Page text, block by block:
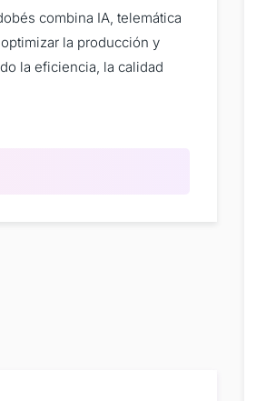
combina IA, telemática
la producción y
la eficiencia, la calidad